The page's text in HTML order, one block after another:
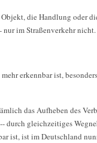
die Handlung oder
im Straßenverkehr nicht.
erkennbar ist,
das Aufheben des
gleichzeitiges
ist, ist im Deutschland